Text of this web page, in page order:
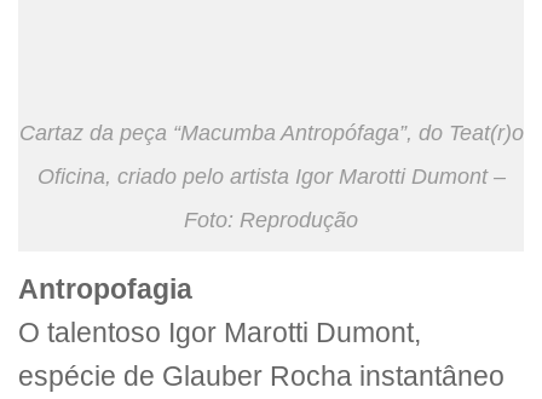
Cartaz da peça “Macumba Antropófaga”, do Teat(r)o
Oficina, criado pelo artista Igor Marotti Dumont –
Foto: Reprodução
Antropofagia
O talentoso Igor Marotti Dumont,
espécie de Glauber Rocha instantâneo